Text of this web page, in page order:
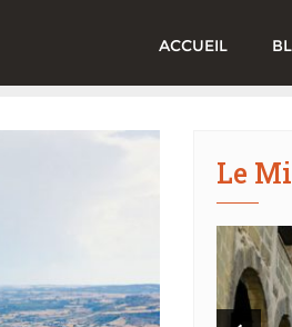
ACCUEIL
Le